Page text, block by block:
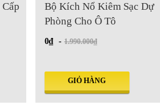
Bộ Kích Nổ Kiêm Sạc Dự
Phòng Cho Ô Tô
-1.990.000₫
GIỎ HÀNG